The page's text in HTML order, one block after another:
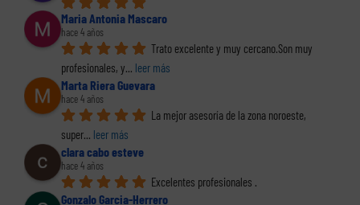
Maria Antonia Mascaro
hace 4 años
Trato excelente y muy cercano.Son muy
profesionales, y... leer más
Marta Riera Guevara
hace 4 años
La mejor asesoría de la zona noroeste,
super... leer más
clara cabo esteve
hace 4 años
Excelentes profesionales .
Gonzalo Garcia-Herrero